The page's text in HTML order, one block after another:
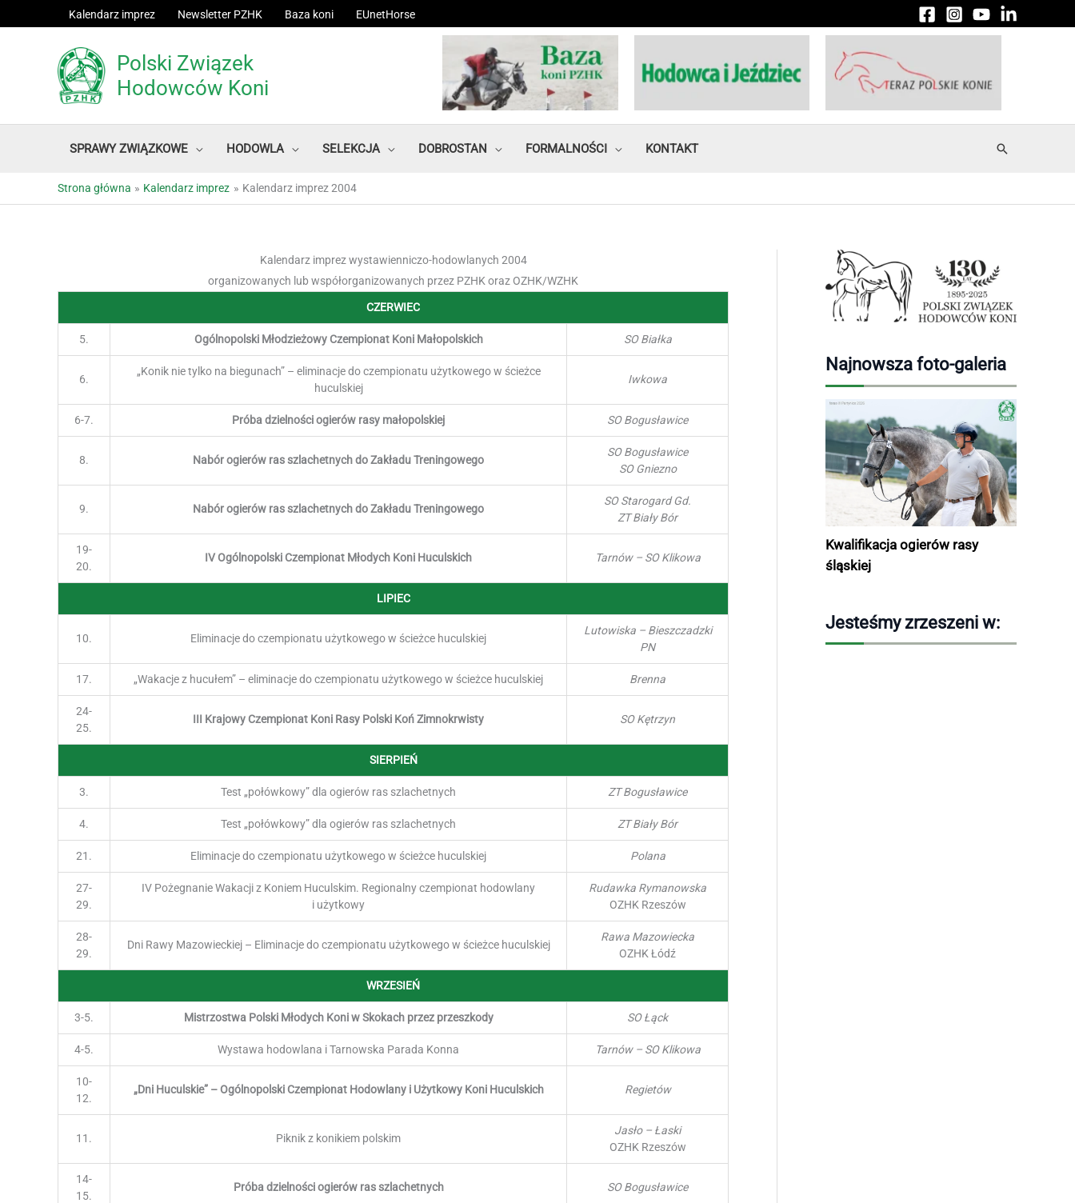
do
Kalendarz imprez Newsletter PZHK Baza koni EUnetHorse
Polski Związek
Hodowców Koni
SPRAWY ZWIĄZKOWE HODOWLA SELEKCJA DOBROSTAN FORMALNOŚCI KONTAKT Szukaj
Strona główna Kalendarz imprez Kalendarz imprez 2004
Kalendarz imprez wystawienniczo-hodowlanych 2004
organizowanych lub współorganizowanych przez PZHK oraz OZHK/WZHK
CZERWIEC
5. Ogólnopolski Młodzieżowy Czempionat Koni Małopolskich SO Białka
6.
„Konik nie tylko na biegunach” – eliminacje do czempionatu użytkowego w ścieżce
huculskiej
Iwkowa
6-7. Próba dzielności ogierów rasy małopolskiej SO Bogusławice
8. Nabór ogierów ras szlachetnych do Zakładu Treningowego
SO Bogusławice
SO Gniezno
9. Nabór ogierów ras szlachetnych do Zakładu Treningowego
SO Starogard Gd.
ZT Biały Bór
19-
20.
IV Ogólnopolski Czempionat Młodych Koni Huculskich Tarnów – SO Klikowa
LIPIEC
10. Eliminacje do czempionatu użytkowego w ścieżce huculskiej
Lutowiska – Bieszczadzki
PN
17. „Wakacje z hucułem” – eliminacje do czempionatu użytkowego w ścieżce huculskiej Brenna
24-
25.
III Krajowy Czempionat Koni Rasy Polski Koń Zimnokrwisty SO Kętrzyn
SIERPIEŃ
3. Test „połówkowy” dla ogierów ras szlachetnych ZT Bogusławice
4. Test „połówkowy” dla ogierów ras szlachetnych ZT Biały Bór
21. Eliminacje do czempionatu użytkowego w ścieżce huculskiej Polana
27-
29.
IV Pożegnanie Wakacji z Koniem Huculskim. Regionalny czempionat hodowlany
i użytkowy
Rudawka Rymanowska
OZHK Rzeszów
28-
29.
Dni Rawy Mazowieckiej – Eliminacje do czempionatu użytkowego w ścieżce huculskiej
Rawa Mazowiecka
OZHK Łódź
WRZESIEŃ
3-5. Mistrzostwa Polski Młodych Koni w Skokach przez przeszkody SO Łąck
4-5. Wystawa hodowlana i Tarnowska Parada Konna Tarnów – SO Klikowa
10-
12.
„Dni Huculskie” – Ogólnopolski Czempionat Hodowlany i Użytkowy Koni Huculskich Regietów
11. Piknik z konikiem polskim
Jasło – Łaski
OZHK Rzeszów
14-
15.
Próba dzielności ogierów ras szlachetnych SO Bogusławice
Najnowsza foto-galeria
Kwalifikacja ogierów rasy
śląskiej
Jesteśmy zrzeszeni w: